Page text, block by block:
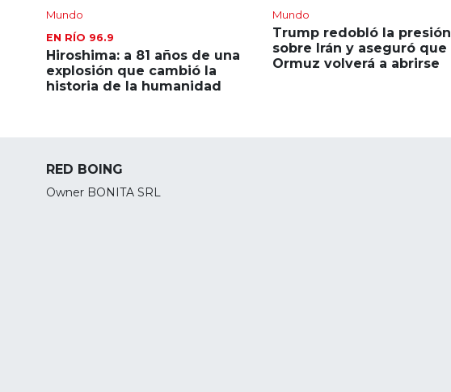
Mundo
EN RÍO 96.9
Hiroshima: a 81 años de una
explosión que cambió la
historia de la humanidad
Mundo
Trump redobló la presión
sobre Irán y aseguró que
Ormuz volverá a abrirse
RED BOING
Owner BONITA SRL